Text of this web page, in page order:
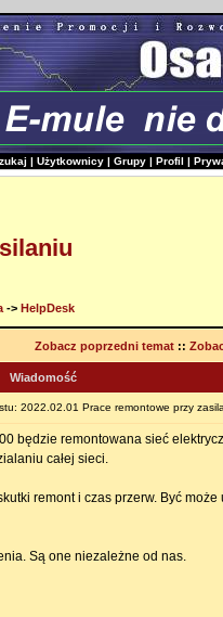
| Użytkownicy | Grupy | Profil |
-> HelpDesk
Zobacz poprzedni temat::
Wiadomość
2022.02.01 Prace remontowe przy
będzie remontowana sieć
całej sieci.
remont i czas przerw. Być może
Są one niezależne od nas.